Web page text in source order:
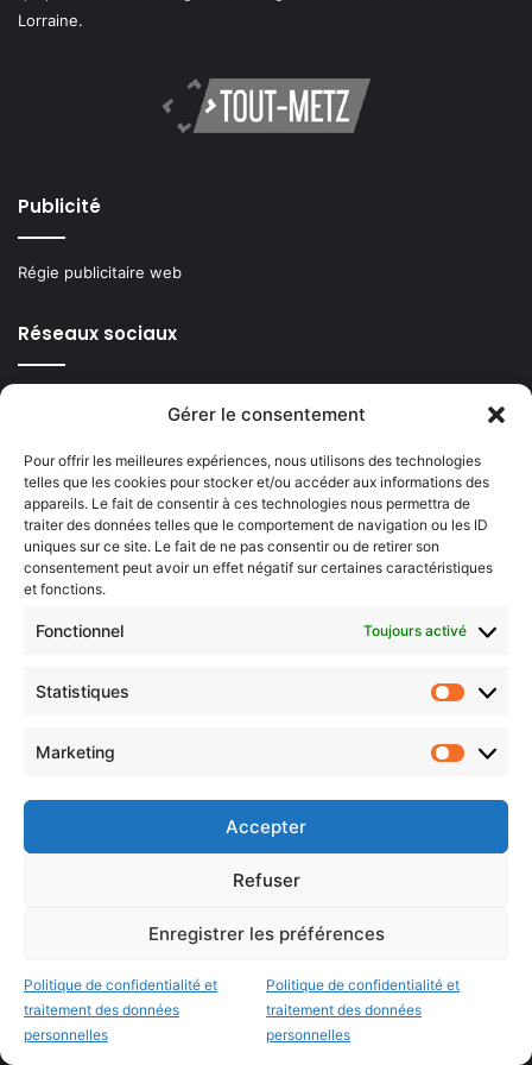
Gérer le consentement
Pour offrir les meilleures expériences, nous utilisons des technologies
telles que les cookies pour stocker et/ou accéder aux informations des
appareils. Le fait de consentir à ces technologies nous permettra de
traiter des données telles que le comportement de navigation ou les ID
uniques sur ce site. Le fait de ne pas consentir ou de retirer son
consentement peut avoir un effet négatif sur certaines caractéristiques
et fonctions.
Fonctionnel Toujours activé
Statistiques
Marketing
Accepter
Refuser
Enregistrer les préférences
Politique de confidentialité et
traitement des données
personnelles
Politique de confidentialité et
traitement des données
personnelles
Lorraine.
Publicité
Régie publicitaire web
Réseaux sociaux
Youtube Metz|Soundcloud Metz
Podcast Metz|Linkedin Metz
Instagram Metz|Newsletter Metz
Metz, Moselle & Lorraine
Thionville & Moselle Nord
Dossiers à la Une